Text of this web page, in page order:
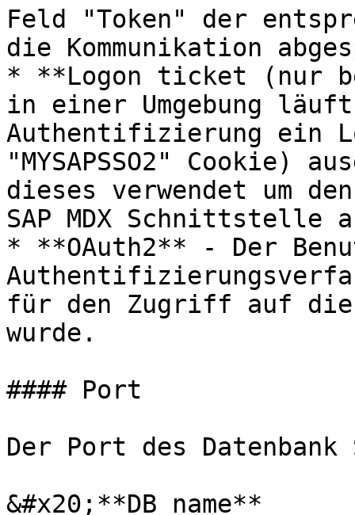
Feld "Token" der
die Kommunikation
* **Logon ticket (nur
in einer Umgebung
Authentifizierung ein
"MYSAPSSO2"
dieses verwendet um
SAP MDX Schnittstelle
* **OAuth2** - Der
für den Zugriff auf die
wurde.
#### Port
Der Port des Datenbank
&#x20;**DB name**